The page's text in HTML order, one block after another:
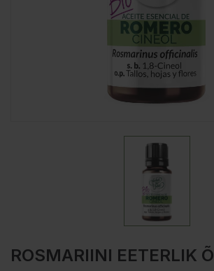
ROSMARIINI EETERLIK